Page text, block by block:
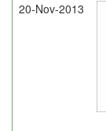
20-Nov-2013